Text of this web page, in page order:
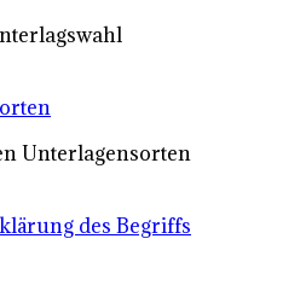
Unterlagensorten
des Begriffs